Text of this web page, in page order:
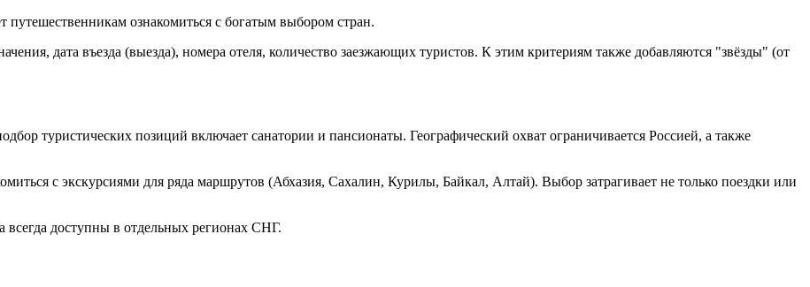
путешественникам ознакомиться с богатым выбором стран.
дата въезда (выезда), номера отеля, количество заезжающих туристов. К этим критериям также добавляются "звёзды" (от
туристических позиций включает санатории и пансионаты. Географический охват ограничивается Россией, а также
с экскурсиями для ряда маршрутов (Абхазия, Сахалин, Курилы, Байкал, Алтай). Выбор затрагивает не только поездки или
всегда доступны в отдельных регионах СНГ.